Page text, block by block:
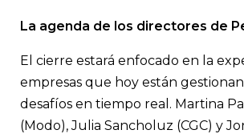
La agenda de los directores de
El cierre estará enfocado en la
empresas que hoy están
desafíos en tiempo real. Martina
(Modo), Julia Sancholuz (CGC) y